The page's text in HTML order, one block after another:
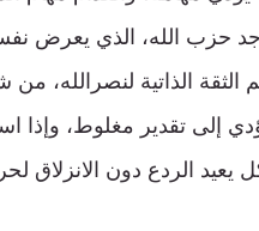
حزب الله، الذي يعرض
الثقة الذاتية لنصرالله،
إلى تقدير مغلوط، وإذا
يعيد الردع دون الانزلاق